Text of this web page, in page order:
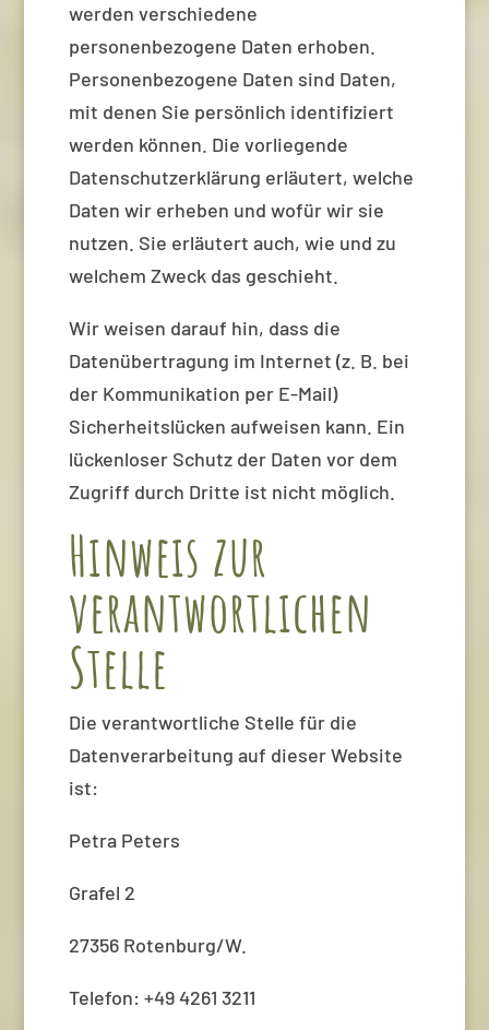
werden verschiedene
personenbezogene Daten erhoben.
Personenbezogene Daten sind Daten,
mit denen Sie persönlich identifiziert
werden können. Die vorliegende
Datenschutzerklärung erläutert, welche
Daten wir erheben und wofür wir sie
nutzen. Sie erläutert auch, wie und zu
welchem Zweck das geschieht.
Wir weisen darauf hin, dass die
Datenübertragung im Internet (z. B. bei
der Kommunikation per E-Mail)
Sicherheitslücken aufweisen kann. Ein
lückenloser Schutz der Daten vor dem
Zugriff durch Dritte ist nicht möglich.
Hinweis zur
verantwortlichen
Stelle
Die verantwortliche Stelle für die
Datenverarbeitung auf dieser Website
ist:
Petra Peters
Grafel 2
27356 Rotenburg/W.
Telefon: +49 4261 3211